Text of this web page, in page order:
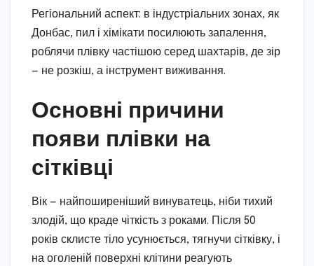
Регіональний аспект: в індустріальних зонах, як
Донбас, пил і хімікати посилюють запалення,
роблячи плівку частішою серед шахтарів, де зір
— не розкіш, а інструмент виживання.
Основні причини
появи плівки на
сітківці
Вік — найпоширеніший винуватець, ніби тихий
злодій, що краде чіткість з роками. Після 50
років склисте тіло усунюється, тягнучи сітківку, і
на оголеній поверхні клітини реагують